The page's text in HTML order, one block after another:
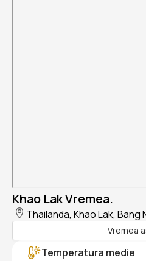
Khao Lak Vremea.
Thailanda, Khao Lak, Bang
Vremea
Temperatura medie